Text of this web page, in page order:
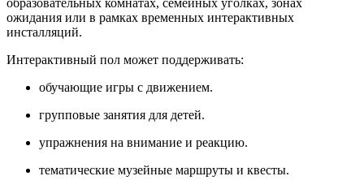
ожидания или в рамках временных интерактивных
инсталляций.
Интерактивный пол может поддерживать:
обучающие игры с движением.
групповые занятия для детей.
упражнения на внимание и реакцию.
тематические музейные маршруты и квесты.